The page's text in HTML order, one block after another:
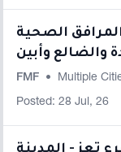
الصحية
وأبين
FMF • Multiple
Posted: 28 Jul, 26